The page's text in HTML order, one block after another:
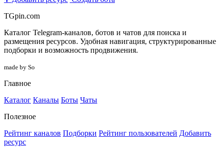
TGpin.com
Каталог Telegram-каналов, ботов и чатов для поиска и
размещения ресурсов. Удобная навигация, структурированные
подборки и возможность продвижения.
made by So
Главное
Каталог Каналы Боты Чаты
Полезное
Рейтинг каналов Подборки Рейтинг пользователей Добавить
ресурс